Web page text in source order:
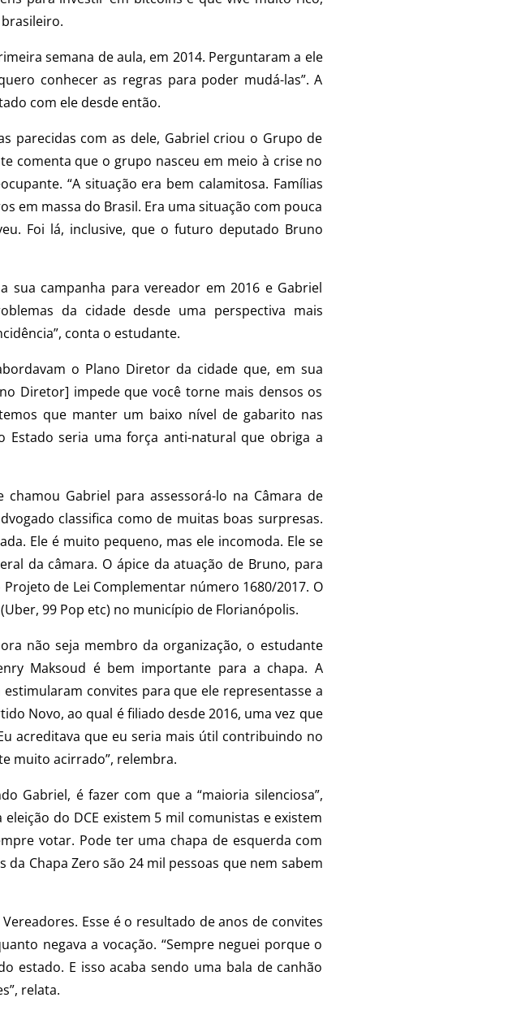
semana de aula, em 2014. Perguntaram a ele
conhecer as regras para poder mudá-las”. A
com ele desde então.
parecidas com as dele, Gabriel criou o Grupo de
comenta que o grupo nasceu em meio à crise no
“A situação era bem calamitosa. Famílias
em massa do Brasil. Era uma situação com pouca
Foi lá, inclusive, que o futuro deputado Bruno
campanha para vereador em 2016 e Gabriel
da cidade desde uma perspectiva mais
conta o estudante.
o Plano Diretor da cidade que, em sua
Diretor] impede que você torne mais densos os
que manter um baixo nível de gabarito nas
Estado seria uma força anti-natural que obriga a
Gabriel para assessorá-lo na Câmara de
classifica como de muitas boas surpresas.
Ele é muito pequeno, mas ele incomoda. Ele se
da câmara. O ápice da atuação de Bruno, para
de Lei Complementar número 1680/2017. O
99 Pop etc) no município de Florianópolis.
não seja membro da organização, o estudante
Maksoud é bem importante para a chapa. A
convites para que ele representasse a
Novo, ao qual é filiado desde 2016, uma vez que
acreditava que eu seria mais útil contribuindo no
muito acirrado”, relembra.
Gabriel, é fazer com que a “maioria silenciosa”,
do DCE existem 5 mil comunistas e existem
votar. Pode ter uma chapa de esquerda com
Chapa Zero são 24 mil pessoas que nem sabem
Esse é o resultado de anos de convites
negava a vocação. “Sempre neguei porque o
estado. E isso acaba sendo uma bala de canhão
relata.